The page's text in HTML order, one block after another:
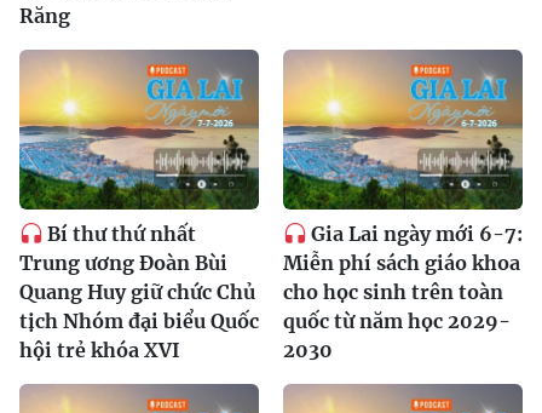
Răng
Bí thư thứ nhất
Trung ương Đoàn Bùi
Quang Huy giữ chức Chủ
tịch Nhóm đại biểu Quốc
hội trẻ khóa XVI
Gia Lai ngày mới 6-7:
Miễn phí sách giáo khoa
cho học sinh trên toàn
quốc từ năm học 2029-
2030